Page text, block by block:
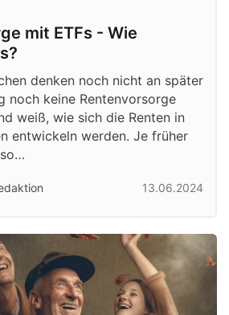
mit ETFs - Wie
denken noch nicht an später
noch keine Rentenvorsorge
weiß, wie sich die Renten in
entwickeln werden. Je früher
13.06.2024